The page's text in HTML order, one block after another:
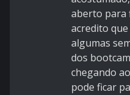
aberto para
acredito
algumas
dos
chegando
pode ficar